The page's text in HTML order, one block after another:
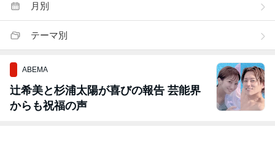
月別
テーマ別
ABEMA
辻希美と杉浦太陽が喜びの報告 芸能界
からも祝福の声